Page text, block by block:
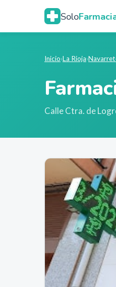
Solo
Inicio›La Rioja›
Calle Ctra. de